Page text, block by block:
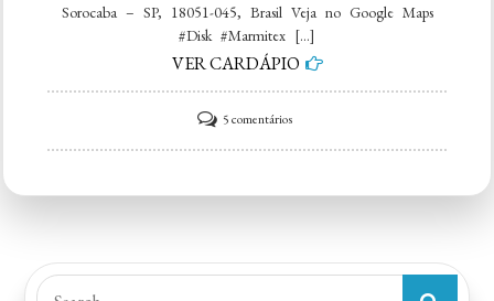
Sorocaba – SP, 18051-045, Brasil Veja no Google Maps
#Disk #Marmitex […]
VER CARDÁPIO
5 comentáriosem
Disk
da
Search